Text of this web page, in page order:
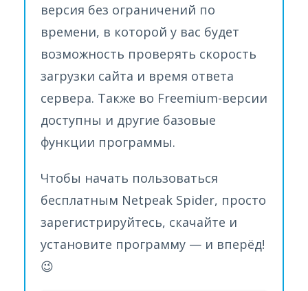
версия без ограничений по
времени, в которой у вас будет
возможность проверять скорость
загрузки сайта и время ответа
сервера. Также во Freemium-версии
доступны и другие базовые
функции программы.
Чтобы начать пользоваться
бесплатным Netpeak Spider, просто
зарегистрируйтесь, скачайте и
установите программу — и вперёд!
😉